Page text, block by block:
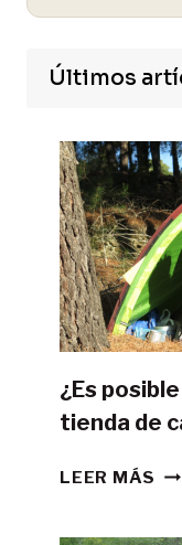
Últimos
¿Es
tienda de
LEER MÁS ¿ES